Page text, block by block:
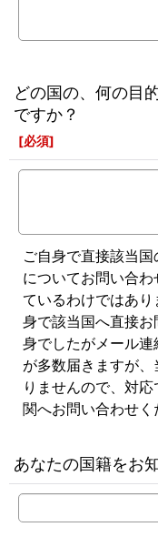
どの国の、何の目
ですか？
[必須]
ご自身で直接該当
についてお問い合
ているわけではあ
身で該当国へ直接
身でしたがメール
が多数届きますが
りませんので、対
関へお問い合わせく
あなたの国籍をお